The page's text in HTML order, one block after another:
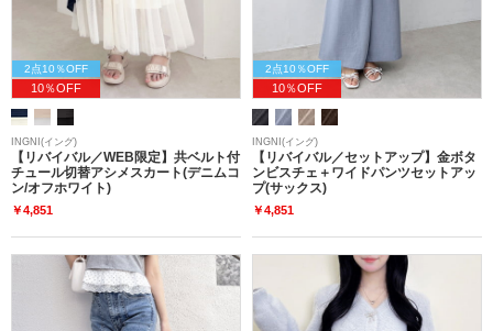
2点10％OFF
10％OFF
INGNI(イング)
【リバイバル／WEB限定】共ベルト付
チュール切替アシメスカート(デニムコ
ン/オフホワイト)
￥4,851
2点10％OFF
10％OFF
INGNI(イング)
【リバイバル／セットアップ】金ボタ
ンビスチェ＋ワイドパンツセットアッ
プ(サックス)
￥4,851